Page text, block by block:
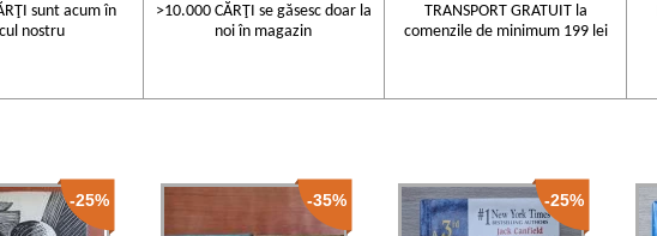
sunt acum în
nostru
>10.000 CĂRŢI se găsesc doar la
noi în magazin
TRANSPORT GRATUIT la
comenzile de minimum 199 lei
-25% -35% -25%